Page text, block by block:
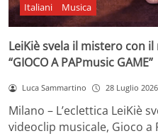
Italiani Musica
LeiKiè svela il mistero con
“GIOCO A PAPmusic GAME”
Luca Sammartino 28 Luglio 2026
Milano – L’eclettica LeiKiè
videoclip musicale, Gioco a